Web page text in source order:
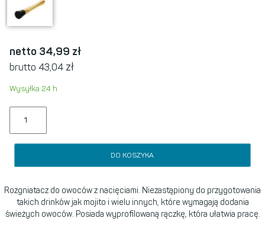
netto 34,99 zł
brutto 43,04 zł
Wysyłka 24 h
DO KOSZYKA
Rozgniatacz do owoców z nacięciami. Niezastąpiony do przygotowania
takich drinków jak mojito i wielu innych, które wymagają dodania
świeżych owoców. Posiada wyprofilowaną rączkę, która ułatwia pracę.